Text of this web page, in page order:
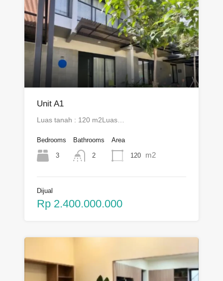
Unit A1
Luas tanah : 120 m2Luas…
Bedrooms
3
Bathrooms
2
Area
120 m2
Dijual
Rp 2.400.000.000